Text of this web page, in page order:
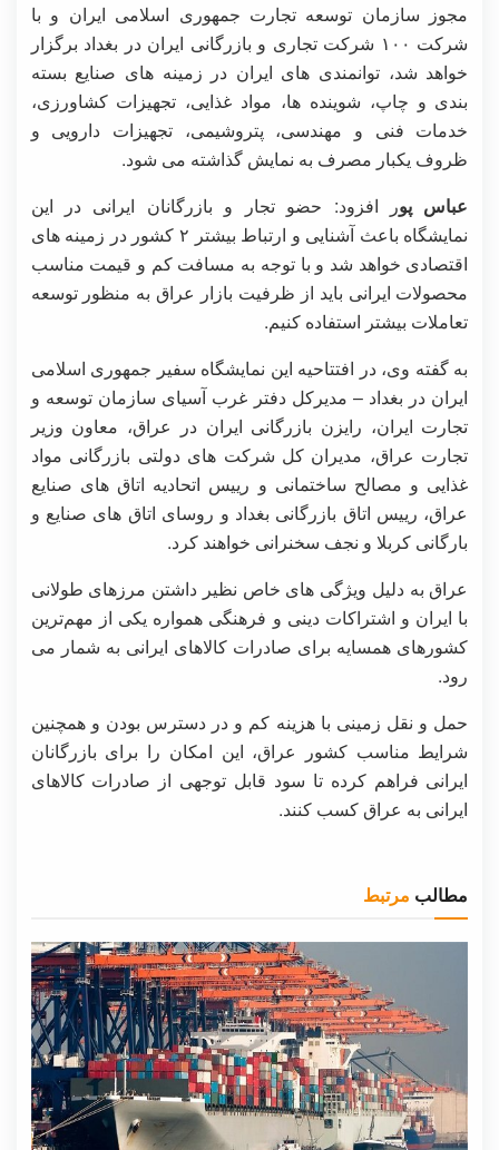
مجوز سازمان توسعه تجارت جمهوری اسلامی ایران و با
شرکت ۱۰۰ شرکت تجاری و بازرگانی ایران در بغداد برگزار
خواهد شد، توانمندی های ایران در زمینه های صنایع بسته
بندی و چاپ، شوینده ها، مواد غذایی، تجهیزات کشاورزی،
خدمات فنی و مهندسی، پتروشیمی، تجهیزات دارویی و
ظروف یکبار مصرف به نمایش گذاشته می شود.
عباس پور افزود: حضو تجار و بازرگانان ایرانی در این
نمایشگاه باعث آشنایی و ارتباط بیشتر ۲ کشور در زمینه های
اقتصادی خواهد شد و با توجه به مسافت کم و قیمت مناسب
محصولات ایرانی باید از ظرفیت بازار عراق به منظور توسعه
تعاملات بیشتر استفاده کنیم.
به گفته وی، در افتتاحیه این نمایشگاه سفیر جمهوری اسلامی
ایران در بغداد – مدیرکل دفتر غرب آسیای سازمان توسعه و
تجارت ایران، رایزن بازرگانی ایران در عراق، معاون وزیر
تجارت عراق، مدیران کل شرکت های دولتی بازرگانی مواد
غذایی و مصالح ساختمانی و رییس اتحادیه اتاق های صنایع
عراق، رییس اتاق بازرگانی بغداد و روسای اتاق های صنایع و
بارگانی کربلا و نجف سخنرانی خواهند کرد.
عراق به دلیل ویژگی های خاص نظیر داشتن مرزهای طولانی
با ایران و اشتراکات دینی و فرهنگی همواره یکی از مهم‌ترین
کشورهای همسایه برای صادرات کالاهای ایرانی به شمار می
رود.
حمل و نقل زمینی با هزینه کم و در دسترس بودن و همچنین
شرایط مناسب کشور عراق، این امکان را برای بازرگانان
ایرانی فراهم کرده تا سود قابل توجهی از صادرات کالاهای
ایرانی به عراق کسب کنند.
مطالب مرتبط